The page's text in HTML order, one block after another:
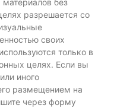
без
разрешается со
своих
только в
целях. Если вы
иного
размещением на
через форму